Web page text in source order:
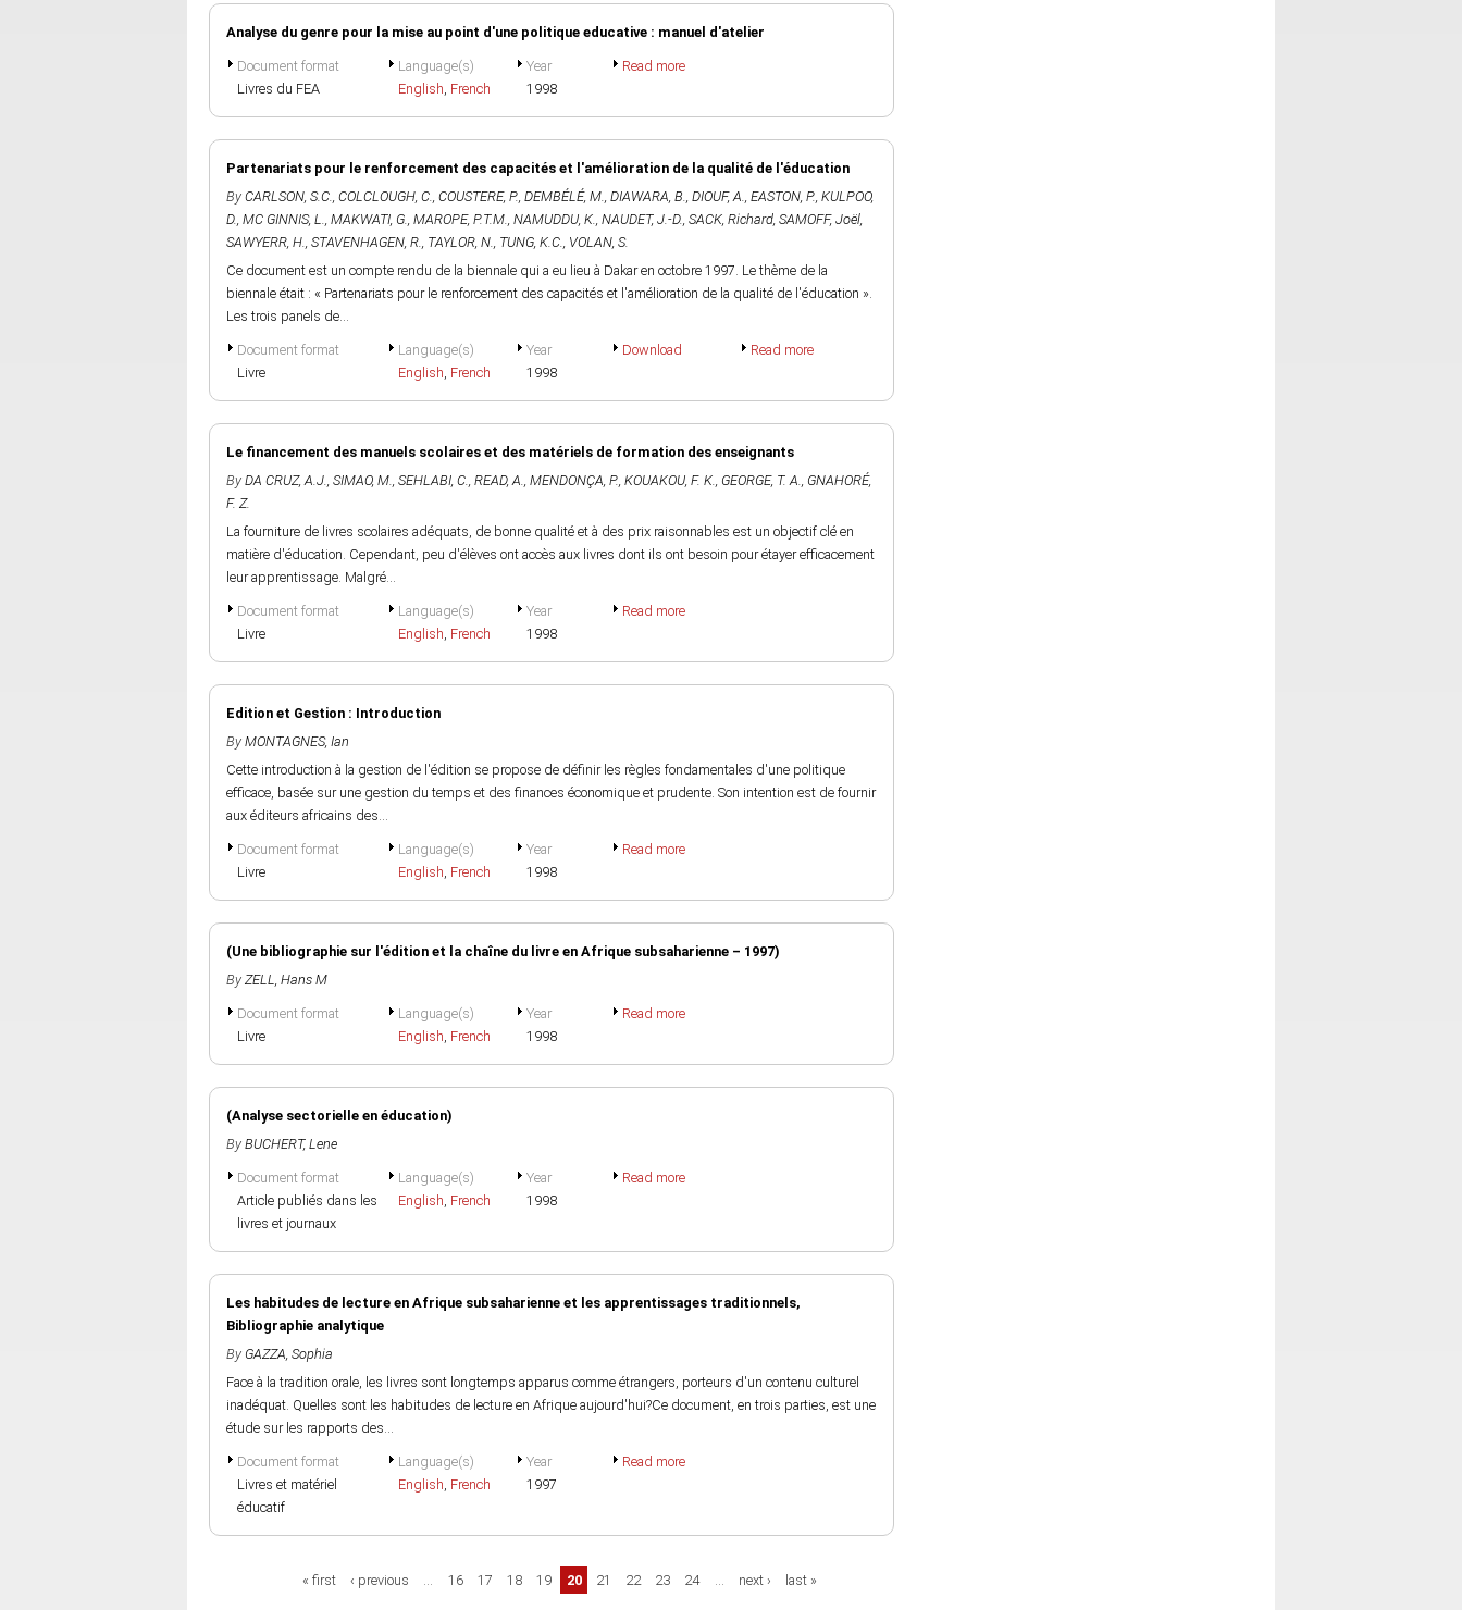
Analyse du genre pour la mise au point d'une politique educative : manuel d'atelier
Document format
Livres du FEA
Language(s)
English, French
Year
1998
Read more
Partenariats pour le renforcement des capacités et l'amélioration de la qualité de l'éducation
By CARLSON, S.C., COLCLOUGH, C., COUSTERE, P., DEMBÉLÉ, M., DIAWARA, B., DIOUF, A., EASTON, P., KULPOO,
D., MC GINNIS, L., MAKWATI, G., MAROPE, P.T.M., NAMUDDU, K., NAUDET, J.-D., SACK, Richard, SAMOFF, Joël,
SAWYERR, H., STAVENHAGEN, R., TAYLOR, N., TUNG, K.C., VOLAN, S.
Ce document est un compte rendu de la biennale qui a eu lieu à Dakar en octobre 1997. Le thème de la
biennale était : « Partenariats pour le renforcement des capacités et l'amélioration de la qualité de l'éducation ».
Les trois panels de...
Document format
Livre
Language(s)
English, French
Year
1998
Download Read more
Le financement des manuels scolaires et des matériels de formation des enseignants
By DA CRUZ, A.J., SIMAO, M., SEHLABI, C., READ, A., MENDONÇA, P., KOUAKOU, F. K., GEORGE, T. A., GNAHORÉ,
F. Z.
La fourniture de livres scolaires adéquats, de bonne qualité et à des prix raisonnables est un objectif clé en
matière d'éducation. Cependant, peu d'élèves ont accès aux livres dont ils ont besoin pour étayer efficacement
leur apprentissage. Malgré...
Document format
Livre
Language(s)
English, French
Year
1998
Read more
Edition et Gestion : Introduction
By MONTAGNES, Ian
Cette introduction à la gestion de l'édition se propose de définir les règles fondamentales d'une politique
efficace, basée sur une gestion du temps et des finances économique et prudente. Son intention est de fournir
aux éditeurs africains des...
Document format
Livre
Language(s)
English, French
Year
1998
Read more
(Une bibliographie sur l'édition et la chaîne du livre en Afrique subsaharienne – 1997)
By ZELL, Hans M
Document format
Livre
Language(s)
English, French
Year
1998
Read more
(Analyse sectorielle en éducation)
By BUCHERT, Lene
Document format
Article publiés dans les
livres et journaux
Language(s)
English, French
Year
1998
Read more
Les habitudes de lecture en Afrique subsaharienne et les apprentissages traditionnels,
Bibliographie analytique
By GAZZA, Sophia
Face à la tradition orale, les livres sont longtemps apparus comme étrangers, porteurs d'un contenu culturel
inadéquat. Quelles sont les habitudes de lecture en Afrique aujourd'hui?Ce document, en trois parties, est une
étude sur les rapports des...
Document format
Livres et matériel
éducatif
Language(s)
English, French
Year
1997
Read more
« first ‹ previous … 16 17 18 19 20 21 22 23 24 … next › last »